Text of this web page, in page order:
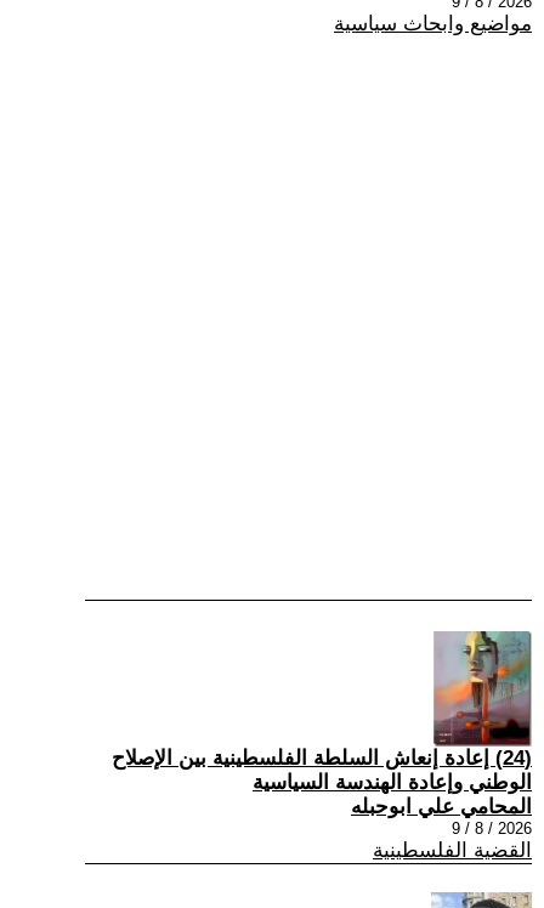
مواضيع وابحاث سياسية
(24) إعادة إنعاش السلطة الفلسطينية بين الإصلاح
الوطني وإعادة الهندسة السياسية
المحامي علي ابوحبله
2026 / 8 / 9
القضية الفلسطينية